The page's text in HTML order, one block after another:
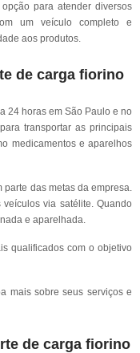
para atender diversos
um veículo completo e
aos produtos.
de carga fiorino
24 horas em São Paulo e no
transportar as principais
medicamentos e aparelhos
parte das metas da empresa.
via satélite. Quando
e aparelhada.
qualificados com o objetivo
mais sobre seus serviços e
de carga fiorino